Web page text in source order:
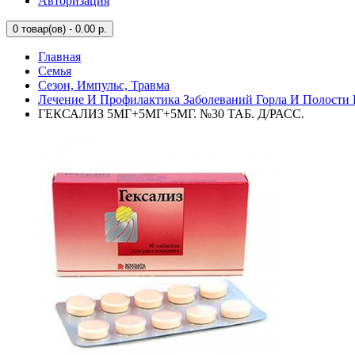
0 товар(ов) - 0.00 р.
Главная
Семья
Сезон, Импульс, Травма
Лечение И Профилактика Заболеваний Горла И Полости
ГЕКСАЛИЗ 5МГ+5МГ+5МГ. №30 ТАБ. Д/РАСС.